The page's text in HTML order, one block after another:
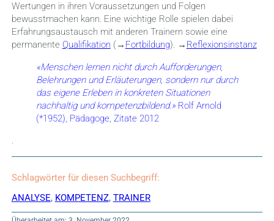
Wertungen in ihren Voraussetzungen und Folgen
bewusstmachen kann. Eine wichtige Rolle spielen dabei
Erfahrungsaustausch mit anderen Trainern sowie eine
permanente Qualifikation (→ Fortbildung). → Reflexionsinstanz
«Menschen lernen nicht durch Aufforderungen,
Belehrungen und Erläuterungen, sondern nur durch
das eigene Erleben in konkreten Situationen
nachhaltig und kompetenzbildend.»Rolf Arnold
(*1952), Pädagoge, Zitate 2012
.
Schlagwörter für diesen Suchbegriff:
ANALYSE, KOMPETENZ, TRAINER